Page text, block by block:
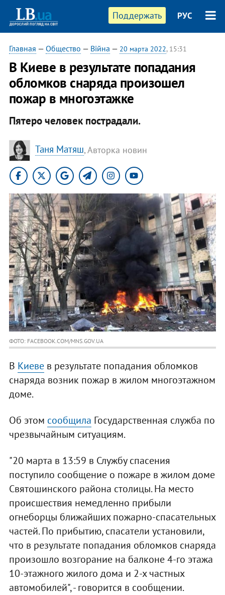
Поддержать РУС
Главная — Общество — Війна — 20 марта 2022, 15:31
В Киеве в результате попадания
обломков снаряда произошел
пожар в многоэтажке
Пятеро человек пострадали.
Таня Матяш, Авторка новин
ФОТО: FACEBOOK.COM/MNS.GOV.UA
В Киевев результате попадания обломков
снаряда возник пожар в жилом многоэтажном
доме.
Об этом сообщила Государственная служба по
чрезвычайным ситуациям.
"20 марта в 13:59 в Службу спасения
поступило сообщение о пожаре в жилом доме
Святошинского района столицы. На место
происшествия немедленно прибыли
огнеборцы ближайших пожарно-спасательных
частей. По прибытию, спасатели установили,
что в результате попадания обломков снаряда
произошло возгорание на балконе 4-го этажа
10-этажного жилого дома и 2-х частных
автомобилей", - говорится в сообщении.